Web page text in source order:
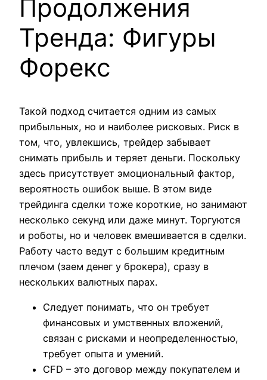
Продолжения
Тренда: Фигуры
Форекс
Такой подход считается одним из самых
прибыльных, но и наиболее рисковых. Риск в
том, что, увлекшись, трейдер забывает
снимать прибыль и теряет деньги. Поскольку
здесь присутствует эмоциональный фактор,
вероятность ошибок выше. В этом виде
трейдинга сделки тоже короткие, но занимают
несколько секунд или даже минут. Торгуются
и роботы, но и человек вмешивается в сделки.
Работу часто ведут с большим кредитным
плечом (заем денег у брокера), сразу в
нескольких валютных парах.
Следует понимать, что он требует
финансовых и умственных вложений,
связан с рисками и неопределенностью,
требует опыта и умений.
CFD – это договор между покупателем и